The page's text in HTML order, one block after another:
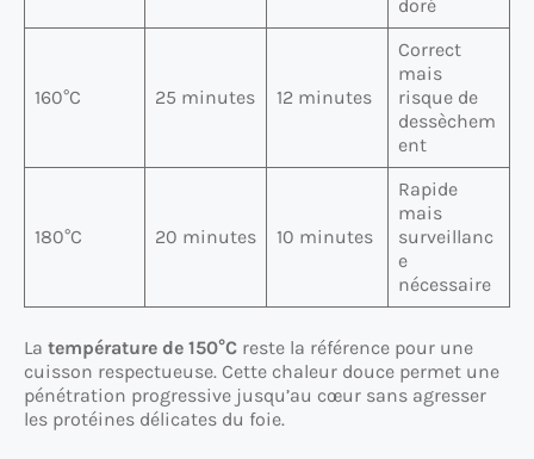
doré
160°C 25 minutes 12 minutes
Correct
mais
risque de
dessèchem
ent
180°C 20 minutes 10 minutes
Rapide
mais
surveillanc
e
nécessaire
La température de 150°C reste la référence pour une
cuisson respectueuse. Cette chaleur douce permet une
pénétration progressive jusqu’au cœur sans agresser
les protéines délicates du foie.